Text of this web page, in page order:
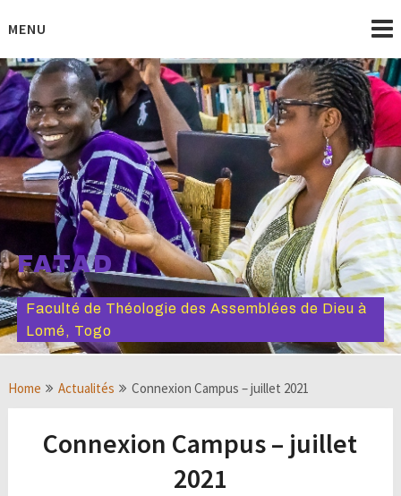
toMENU
FATAD
Faculté de Théologie des Assemblées de Dieu à
Lomé, Togo
Home Actualités Connexion Campus – juillet 2021
Connexion Campus – juillet
2021